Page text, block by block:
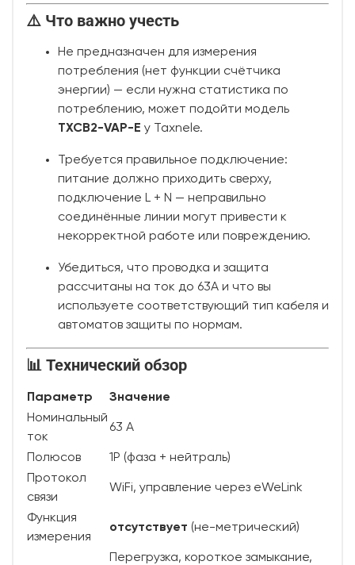
⚠️ Что важно учесть
Не предназначен для измерения
потребления (нет функции счётчика
энергии) — если нужна статистика по
потреблению, может подойти модель
TXCB2-VAP-E у Taxnele.
Требуется правильное подключение:
питание должно приходить сверху,
подключение L + N — неправильно
соединённые линии могут привести к
некорректной работе или повреждению.
Убедиться, что проводка и защита
рассчитаны на ток до 63A и что вы
используете соответствующий тип кабеля и
автоматов защиты по нормам.
📊 Технический обзор
Параметр
Значение
Номинальный
ток
63 A
Полюсов
1P (фаза + нейтраль)
Протокол
связи
WiFi, управление через eWeLink
Функция
измерения
отсутствует (не-метрический)
Перегрузка, короткое замыкание,